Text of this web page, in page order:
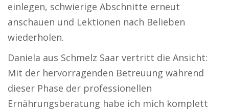
einlegen, schwierige Abschnitte erneut
anschauen und Lektionen nach Belieben
wiederholen.
Daniela aus Schmelz Saar vertritt die Ansicht:
Mit der hervorragenden Betreuung während
dieser Phase der professionellen
Ernährungsberatung habe ich mich komplett